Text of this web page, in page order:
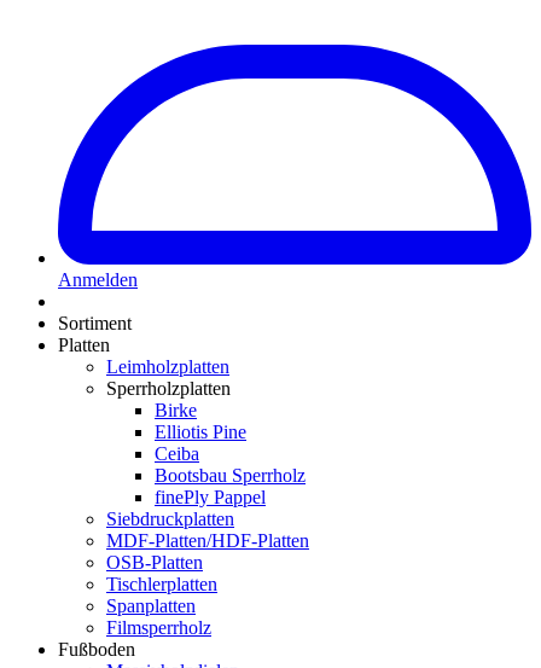
Anmelden
Sortiment
Platten
Leimholzplatten
Sperrholzplatten
Birke
Elliotis Pine
Ceiba
Bootsbau Sperrholz
finePly Pappel
Siebdruckplatten
MDF-Platten/HDF-Platten
OSB-Platten
Tischlerplatten
Spanplatten
Filmsperrholz
Fußboden